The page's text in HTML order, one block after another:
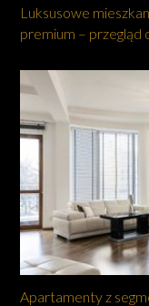
Luksusowe
premium – przegląd
Apartamenty z